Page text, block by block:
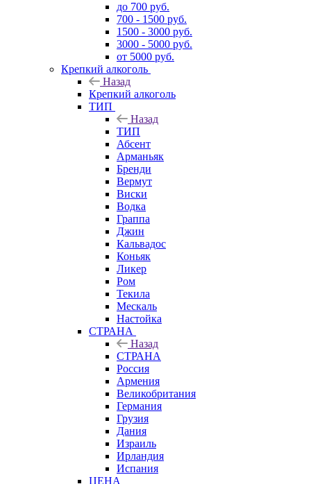
до 700 руб.
700 - 1500 руб.
1500 - 3000 руб.
3000 - 5000 руб.
от 5000 руб.
Крепкий алкоголь
Назад
Крепкий алкоголь
ТИП
Назад
ТИП
Абсент
Арманьяк
Бренди
Вермут
Виски
Водка
Граппа
Джин
Кальвадос
Коньяк
Ликер
Ром
Текила
Мескаль
Настойка
СТРАНА
Назад
СТРАНА
Россия
Армения
Великобритания
Германия
Грузия
Дания
Израиль
Ирландия
Испания
ЦЕНА